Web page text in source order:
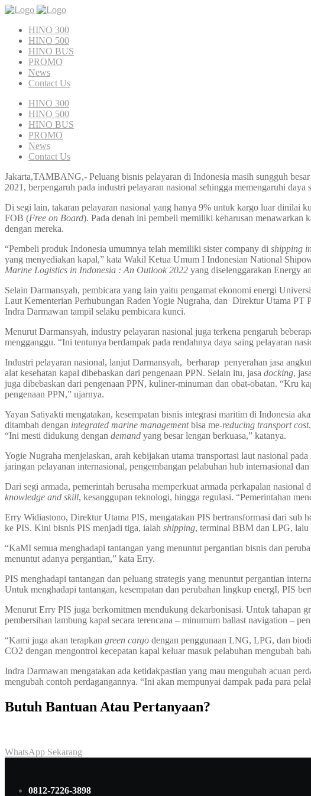
HINO 300
HINO 500
HINO BUS
PROMO
News
Contact Us
HINO 300
HINO 500
HINO BUS
PROMO
News
Contact Us
Jakarta,TAMBANG,- Peluang bisnis pelayaran di Indonesia masih sungguh
2021, berpengaruh pada industri pelayaran nasional sehingga memengaruhi daya
Di segi lain, takaran pelayaran nasional yang hanya 9% untuk kargo luar dinilai
FOB (Free on Board). Pada denah ini pembeli memiliki keharusan menawarkan
dengan mereka.
“Pembeli produk Indonesia umumnya telah memiliki sister company di shipping
yang menyediakan kapal,” kata Wakil Ketua Umum I Indonesian National
Marine Logistics in Indonesia : An Outlook 2022 yang diselenggarakan Energy
Selain Darmansyah, pembicara yang lain yaitu pengamat ekonomi energi
Laut Kementerian Perhubungan Raden Yogie Nugraha, dan Direktur Utama
Indra Darmawan tampil selaku pembicara kunci.
Menurut Darmansyah, industry pelayaran nasional juga terkena pengaruh
mengganggu. “Ini tentunya berdampak pada rendahnya daya saing pelayaran
Industri pelayaran nasional, lanjut Darmansyah, berharap penyerahan jasa
alat kesehatan kapal dibebaskan dari pengenaan PPN. Selain itu, jasa docking,
juga dibebaskan dari pengenaan PPN, kuliner-minuman dan obat-obatan. “Kru
pengenaan PPN,” ujarnya.
Yayan Satiyakti mengatakan, kesempatan bisnis integrasi maritim di Indonesia
ditambah dengan integrated marine managementbisa me-reducing transport cost
“Ini mesti didukung dengan demand yang besar lengan berkuasa,” katanya.
Yogie Nugraha menjelaskan, arah kebijakan utama transportasi laut nasional
jaringan pelayanan internasional, pengembangan pelabuhan hub internasional
Dari segi armada, pemerintah berusaha memperkuat armada perkapalan
knowledge and skill, kesanggupan teknologi, hingga regulasi. “Pemerintahan
Erry Widiastono, Direktur Utama PIS, mengatakan PIS bertransformasi dari sub
ke PIS. Kini bisnis PIS menjadi tiga, ialah shipping, terminal BBM dan LPG, lalu
“KaMI semua menghadapi tantangan yang menuntut pergantian bisnis dan
menuntut adanya pergantian,” kata Erry.
PIS menghadapi tantangan dan peluang strategis yang menuntut pergantian
Untuk menghadapi tantangan, kesempatan dan perubahan lingkup energI, PIS
Menurut Erry PIS juga berkomitmen mendukung dekarbonisasi. Untuk tahapan
pembersihan lambung kapal secara terencana – minumum ballast navigation –
“Kami juga akan terapkan green cargo dengan penggunaan LNG, LPG, dan
CO2 dengan mengontrol kecepatan kapal keluar masuk pelabuhan mengubah
Indra Darmawan mengatakan ada ketidakpastian yang mau mengubah acuan
mengubah contoh perdagangannya. “Ini akan mempunyai dampak pada para
Butuh Bantuan Atau Pertanyaan?
WhatsApp Sekarang
0812-7226-3898